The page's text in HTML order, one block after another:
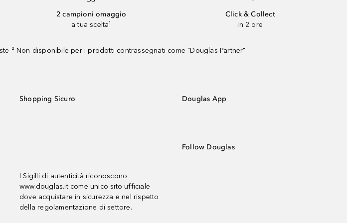
2 campioni omaggio
a tua scelta¹
Click & Collect
in 2 ore
² Non disponibile per i prodotti contrassegnati come "Douglas Partner"
Shopping Sicuro
I Sigilli di autenticità riconoscono
www.douglas.it come unico sito ufficiale
dove acquistare in sicurezza e nel rispetto
della regolamentazione di settore.
Douglas App
Follow Douglas